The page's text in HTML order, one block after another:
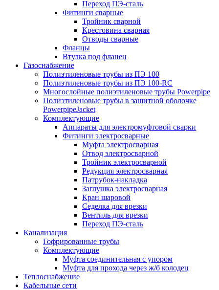
Переход ПЭ-сталь
Фитинги сварные
Тройник сварной
Крестовина сварная
Отводы сварные
Фланцы
Втулка под фланец
Газоснабжение
Полиэтиленовые трубы из ПЭ 100
Полиэтиленовые трубы из ПЭ 100-RC
Многослойные полиэтиленовые трубы Powerpipe
Полиэтиленовые трубы в защитной оболочке
PowerpipeJacket
Комплектующие
Аппараты для электромуфтовой сварки
Фитинги электросварные
Муфта электросварная
Отвод электросварной
Тройник электросварной
Редукция электросварная
Патрубок-накладка
Заглушка электросварная
Кран шаровой
Седелка для врезки
Вентиль для врезки
Переход ПЭ-сталь
Канализация
Гофрированные трубы
Комплектующие
Муфта соединительная с упором
Муфта для прохода через ж/б колодец
Теплоснабжение
Кабельные сети